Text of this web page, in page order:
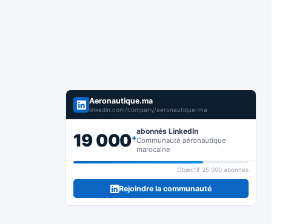
Aeronautique.ma
linkedin.com/company/aeronautique-ma
19 000+
abonnés LinkedIn
Communauté aéronautique
marocaine
Objectif 25 000 abonnés
Rejoindre la communauté